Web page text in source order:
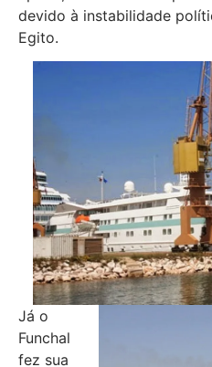
devido à instabilidade
Egito.
Já o
Funchal
fez sua